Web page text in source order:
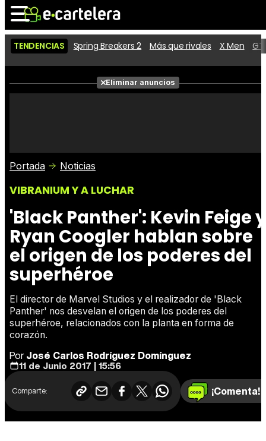
Noticias Cartelera
Películas
Críticas
TENDENCIAS Spring Breakers 2 Más que rivales X Men
Eliminar anuncios
Portada Noticias
VIBRANIUM Y A LUCHAR
'Black Panther': Kevin Feige y
Ryan Coogler hablan sobre
el origen de los poderes del
superhéroe
El director de Marvel Studios y el realizador de 'Black
Panther' nos desvelan el origen de los poderes del
superhéroe, relacionados con la planta en forma de
corazón.
PorJosé Carlos Rodríguez Domínguez
11 de Junio 2017 | 15:56
Comparte: ¡Comenta!